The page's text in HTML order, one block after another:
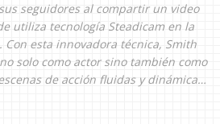
seguidores al compartir un video
utiliza tecnología Steadicam en la
Con esta innovadora técnica, Smith
solo como actor sino también como
de acción fluidas y dinámicas